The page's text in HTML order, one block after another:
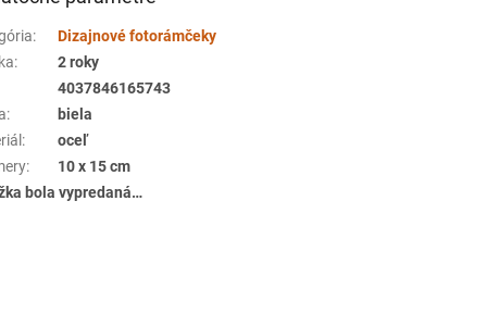
:
Dizajnové fotorámčeky
:
2 roky
4037846165743
:
biela
:
oceľ
:
10 x 15 cm
bola vypredaná…